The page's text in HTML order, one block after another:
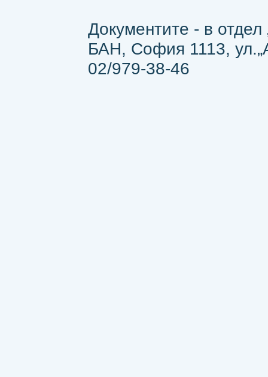
Документите - в
БАН, София 1113,
02/979-38-46